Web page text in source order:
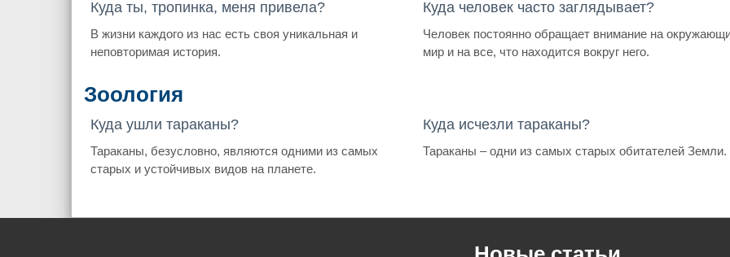
Куда ты, тропинка, меня привела?
В жизни каждого из нас есть своя уникальная и
неповторимая история.
Куда человек часто заглядывает?
Человек постоянно обращает внимание на
мир и на все, что находится вокруг него.
Зоология
Куда ушли тараканы?
Тараканы, безусловно, являются одними из самых
старых и устойчивых видов на планете.
Куда исчезли тараканы?
Тараканы – одни из самых старых обитателей Земли.